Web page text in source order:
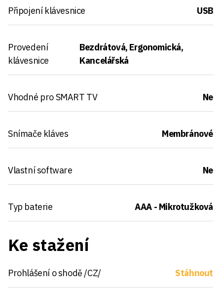
Připojení klávesnice USB
Provedení
klávesnice
Bezdrátová, Ergonomická,
Kancelářská
Vhodné pro SMART TV Ne
Snímače kláves Membránové
Vlastní software Ne
Typ baterie AAA - Mikrotužková
Ke stažení
Prohlášení o shodě /CZ/ Stáhnout